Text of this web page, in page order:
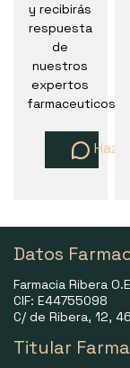
y recibirás
respuesta
de
nuestros
expertos
farmaceuticos
Haz
Datos
Farmacia Ribera
CIF: E44755098
C/ de Ribera, 12,
Titular